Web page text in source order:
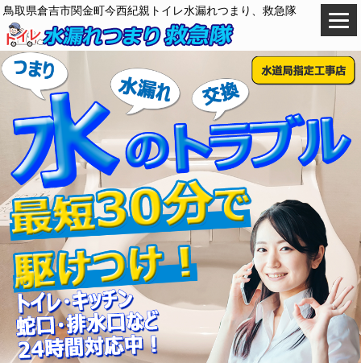
鳥取県倉吉市関金町今西紀親トイレ水漏れつまり、救急隊